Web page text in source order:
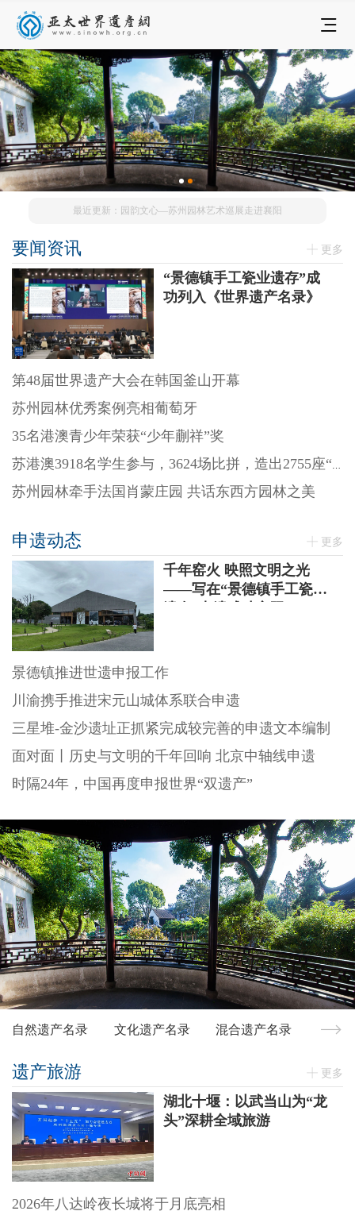
最近更新：园韵文心—苏州园林艺术巡展走进襄阳
要闻资讯 更多
“景德镇手工瓷业遗存”成
功列入《世界遗产名录》
第48届世界遗产大会在韩国釜山开幕
苏州园林优秀案例亮相葡萄牙
35名港澳青少年荣获“少年蒯祥”奖
苏港澳3918名学生参与，3624场比拼，造出2755座“迷你园林”
苏州园林牵手法国肖蒙庄园 共话东西方园林之美
申遗动态 更多
千年窑火 映照文明之光
——写在“景德镇手工瓷业
景德镇推进世遗申报工作
川渝携手推进宋元山城体系联合申遗
三星堆-金沙遗址正抓紧完成较完善的申遗文本编制
面对面丨历史与文明的千年回响 北京中轴线申遗
时隔24年，中国再度申报世界“双遗产”
自然遗产名录 文化遗产名录 混合遗产名录
遗产旅游 更多
湖北十堰：以武当山为“龙
头”深耕全域旅游
2026年八达岭夜长城将于月底亮相